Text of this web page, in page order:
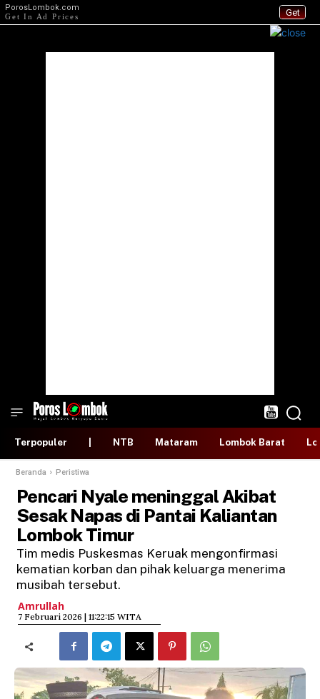
Get
PorosLombok.com
Get In Ad Prices
Terpopuler NTB Mataram Lombok Barat
Beranda Peristiwa
Pencari Nyale meninggal Akibat
Sesak Napas di Pantai Kaliantan
Lombok Timur
Tim medis Puskesmas Keruak mengonfirmasi
kematian korban dan pihak keluarga menerima
musibah tersebut.
Amrullah
​7 Februari 2026 | 11:22:15 WITA